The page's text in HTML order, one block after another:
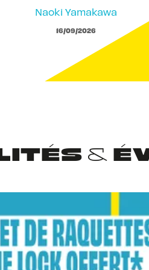
Naoki Yamakawa
16/09/2026
&